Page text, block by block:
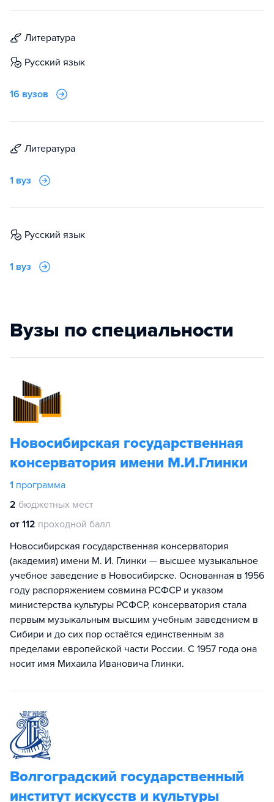
литература
русский язык
16 вузов
литература
1 вуз
русский язык
1 вуз
Вузы по специальности
Новосибирская государственная
консерватория имени М.И.Глинки
1 программа
2 бюджетных мест
от 112 проходной балл
Новосибирская государственная консерватория
(академия) имени М. И. Глинки — высшее музыкальное
учебное заведение в Новосибирске. Основанная в 1956
году распоряжением совмина РСФСР и указом
министерства культуры РСФСР, консерватория стала
первым музыкальным высшим учебным заведением в
Сибири и до сих пор остаётся единственным за
пределами европейской части России. С 1957 года она
носит имя Михаила Ивановича Глинки.
Волгоградский государственный
институт искусств и культуры